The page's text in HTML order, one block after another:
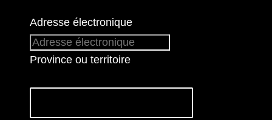
Adresse électronique
Province ou territoire